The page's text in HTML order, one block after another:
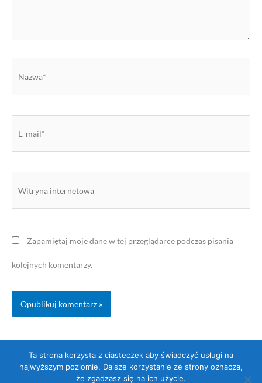
mail*
internetowa
Zapamiętaj moje dane w tej przeglądarce podczas pisania
kolejnych komentarzy.
Copyright © 2026 Pracownia Pozytywnych Emocji: Psycholog
Ta strona korzysta z ciasteczek aby świadczyć usługi na
najwyższym poziomie. Dalsze korzystanie ze strony oznacza,
że zgadzasz się na ich użycie.